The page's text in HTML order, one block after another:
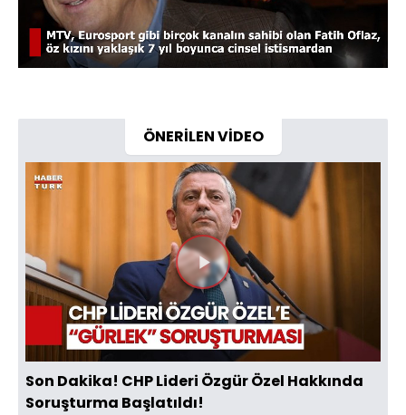
Sesi
Aç
Yüklendi
55.18%
Oynatma
Hızı
ÖNERİLEN VİDEO
Videoyu
Oynat
Son Dakika! CHP Lideri Özgür Özel Hakkında
Soruşturma Başlatıldı!